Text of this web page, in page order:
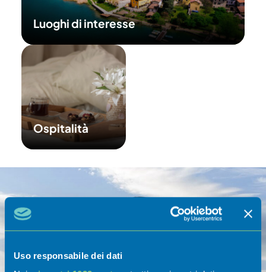
Uso responsabile dei dati
Luoghi di interesse
Ospitalità